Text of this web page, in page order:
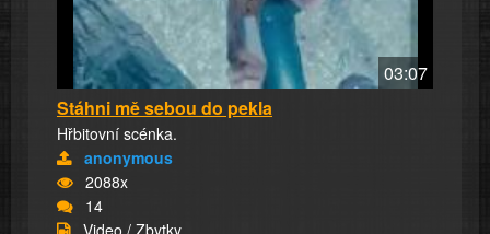
03:07
Stáhni mě sebou do pekla
Hřbitovní scénka.
anonymous
2088x
14
Video / Zbytky